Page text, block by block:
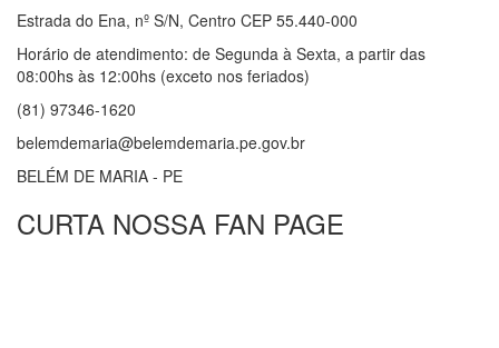
Estrada do Ena, nº S/N, Centro CEP 55.440-000
Horário de atendimento: de Segunda à Sexta, a partir das
08:00hs às 12:00hs (exceto nos feriados)
(81) 97346-1620
belemdemaria@belemdemaria.pe.gov.br
BELÉM DE MARIA - PE
CURTA NOSSA FAN PAGE